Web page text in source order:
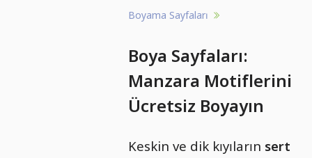
Boyama Sayfaları
Boya Sayfaları:
Manzara Motiflerini
Ücretsiz Boyayın
Keskin ve dik kıyıların sert